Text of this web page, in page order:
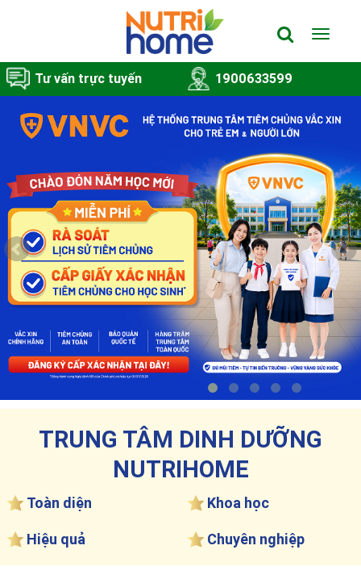
Toggle
Tư vấn trực tuyến 1900633599
TRUNG TÂM DINH DƯỠNG
NUTRIHOME
Toàn diện Khoa học
Hiệu quả Chuyên nghiệp